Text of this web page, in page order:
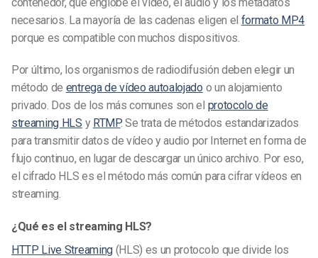
necesarios. La mayoría de las cadenas eligen el formato MP4
porque es compatible con muchos dispositivos.
Por último, los organismos de radiodifusión deben elegir un
método de entrega de vídeo autoalojado o un alojamiento
privado. Dos de los más comunes son el protocolo de
streaming HLS y RTMP. Se trata de métodos estandarizados
para transmitir datos de vídeo y audio por Internet en forma de
flujo continuo, en lugar de descargar un único archivo. Por eso,
el cifrado HLS es el método más común para cifrar vídeos en
streaming.
¿Qué es el streaming HLS?
HTTP Live Streaming(HLS) es un protocolo que divide los